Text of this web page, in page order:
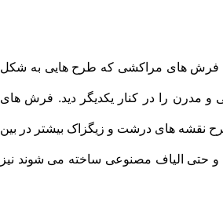
فرش های مراکشی که طرح هایی به شکل
مدرن را در کنار یکدیگر دید. فرش های
نقشه های درشت و زیگزاک بیشتر در بین
و حتی الیاف مصنوعی ساخته می شوند نیز